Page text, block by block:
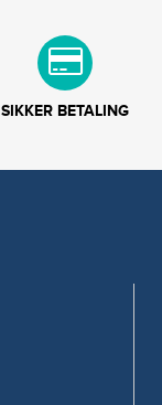
SIKKER BETALING